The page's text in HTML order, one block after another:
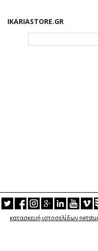
IKARIASTORE.GR
κατασκευή ιστοσελίδων